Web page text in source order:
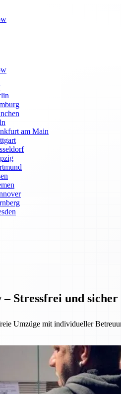
am Main
Stressfrei und sicher
Umzüge mit individueller